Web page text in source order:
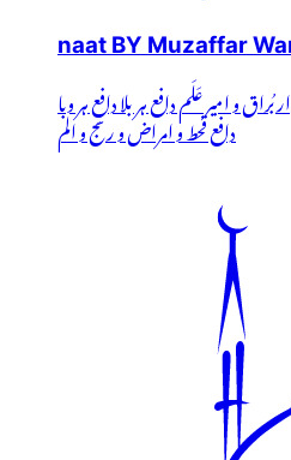
naat BY Muzaffar
و امیر عَلَم دافع ہر بلا دافعِ ہر وبا
دافع قحط و امراض و رنج و الم